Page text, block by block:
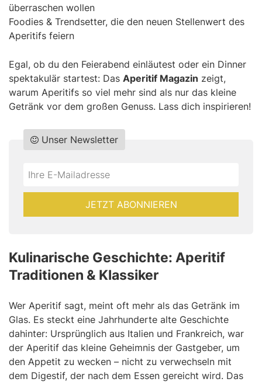
überraschen wollen
Foodies & Trendsetter, die den neuen Stellenwert des
Aperitifs feiern
Egal, ob du den Feierabend einläutest oder ein Dinner
spektakulär startest: Das Aperitif Magazin zeigt,
warum Aperitifs so viel mehr sind als nur das kleine
Getränk vor dem großen Genuss. Lass dich inspirieren!
Do
Unser Newsletter
*Ihre
JETZT ABONNIEREN
Kulinarische Geschichte: Aperitif
Traditionen & Klassiker
Wer Aperitif sagt, meint oft mehr als das Getränk im
Glas. Es steckt eine Jahrhunderte alte Geschichte
dahinter: Ursprünglich aus Italien und Frankreich, war
der Aperitif das kleine Geheimnis der Gastgeber, um
den Appetit zu wecken – nicht zu verwechseln mit
dem Digestif, der nach dem Essen gereicht wird. Das